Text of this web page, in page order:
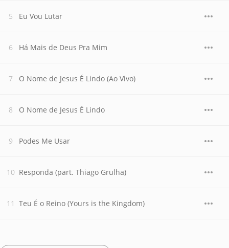
Eu Vou Lutar
Há Mais de Deus Pra Mim
O Nome de Jesus É Lindo (Ao Vivo)
O Nome de Jesus É Lindo
Podes Me Usar
Responda (part. Thiago Grulha)
Teu É o Reino (Yours is the Kingdom)